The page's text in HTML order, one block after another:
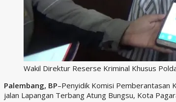
Wakil Direktur Reserse Kriminal Khusus
Palembang, BP–Penyidik Komisi Pemberantasan
jalan Lapangan Terbang Atung Bungsu, Kota